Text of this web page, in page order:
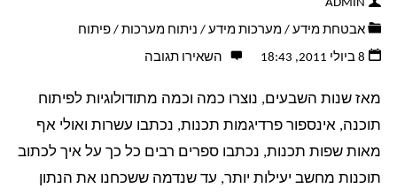
ADMIN
אבטחת מידע / מערכות מידע / ניתוח מערכות / פיתוח
8 ביולי 2011, 18:43
השאירו תגובה
מאז שנות השבעים, נוצרו כמה וכמה מתודולוגיות לפיתוח
תוכנה, אינספור פרדיגמות תכנות, נכתבו עשרות ואולי אף
מאות שפות תכנות, נכתבו ספרים רבים כל כך על איך לכתוב
תוכנות מחשב יעילות יותר, עד שנדמה ששכחנו את הנתון